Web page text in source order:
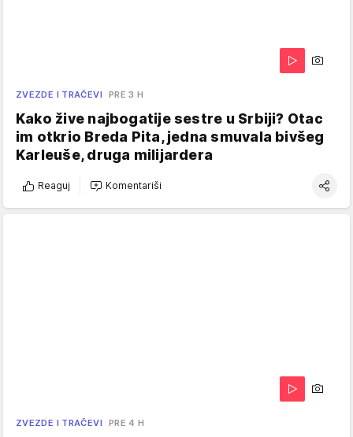
ZVEZDE I TRAČEVI PRE 3 H
Kako žive najbogatije sestre u Srbiji? Otac
im otkrio Breda Pita, jedna smuvala bivšeg
Karleuše, druga milijardera
Reaguj Komentariši
ZVEZDE I TRAČEVI PRE 4 H